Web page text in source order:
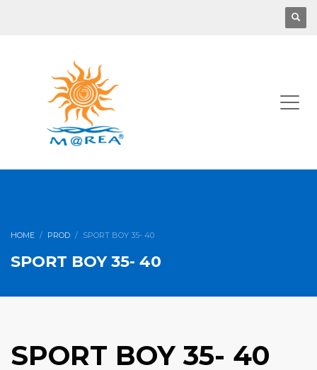
HOME PROD SPORT BOY 35- 40
SPORT BOY 35- 40
SPORT BOY 35- 40